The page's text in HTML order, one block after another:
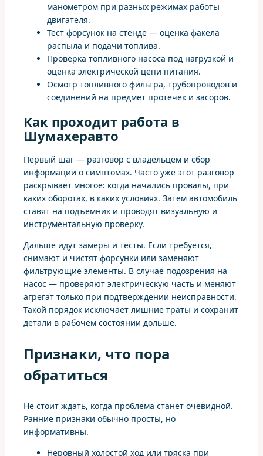
манометром при разных режимах работы
двигателя.
Тест форсунок на стенде — оценка факела
распыла и подачи топлива.
Проверка топливного насоса под нагрузкой и
оценка электрической цепи питания.
Осмотр топливного фильтра, трубопроводов и
соединений на предмет протечек и засоров.
Как проходит работа в
Шумахеравто
Первый шаг — разговор с владельцем и сбор
информации о симптомах. Часто уже этот разговор
раскрывает многое: когда начались провалы, при
каких оборотах, в каких условиях. Затем автомобиль
ставят на подъемник и проводят визуальную и
инструментальную проверку.
Дальше идут замеры и тесты. Если требуется,
снимают и чистят форсунки или заменяют
фильтрующие элементы. В случае подозрения на
насос — проверяют электрическую часть и меняют
агрегат только при подтверждении неисправности.
Такой порядок исключает лишние траты и сохранит
детали в рабочем состоянии дольше.
Признаки, что пора
обратиться
Не стоит ждать, когда проблема станет очевидной.
Ранние признаки обычно просты, но
информативны.
Неровный холостой ход или тряска при